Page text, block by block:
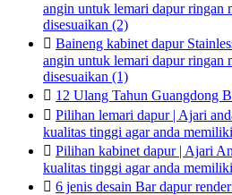
angin untuk lemari dapur ringan
disesuaikan (2)
 Baineng kabinet dapur
angin untuk lemari dapur ringan
disesuaikan (1)
 12 Ulang Tahun Guangdong
 Pilihan lemari dapur | Ajari
kualitas tinggi agar anda
 Pilihan kabinet dapur | Ajari
kualitas tinggi agar anda
 6 jenis desain Bar dapur